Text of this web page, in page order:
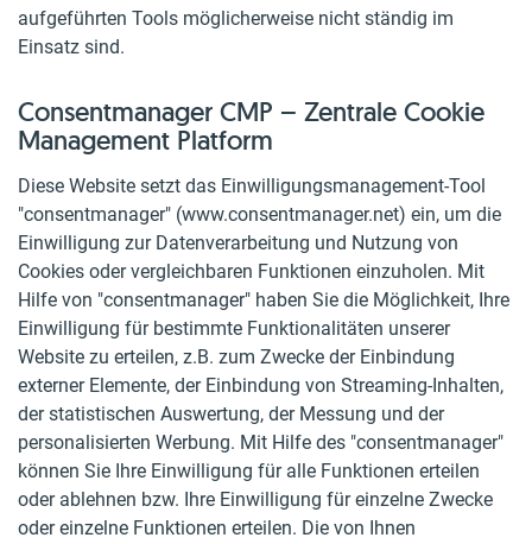
aufgeführten Tools möglicherweise nicht ständig im
Einsatz sind.
Consentmanager CMP – Zentrale Cookie
Management Platform
Diese Website setzt das Einwilligungsmanagement-Tool
"consentmanager" (www.consentmanager.net) ein, um die
Einwilligung zur Datenverarbeitung und Nutzung von
Cookies oder vergleichbaren Funktionen einzuholen. Mit
Hilfe von "consentmanager" haben Sie die Möglichkeit, Ihre
Einwilligung für bestimmte Funktionalitäten unserer
Website zu erteilen, z.B. zum Zwecke der Einbindung
externer Elemente, der Einbindung von Streaming-Inhalten,
der statistischen Auswertung, der Messung und der
personalisierten Werbung. Mit Hilfe des "consentmanager"
können Sie Ihre Einwilligung für alle Funktionen erteilen
oder ablehnen bzw. Ihre Einwilligung für einzelne Zwecke
oder einzelne Funktionen erteilen. Die von Ihnen